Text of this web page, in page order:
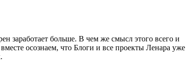
заработает больше. В чем же смысл этого всего и
осознаем, что Блоги и все проекты Ленара уже